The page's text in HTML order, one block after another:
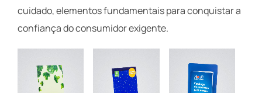
cuidado, elementos fundamentais para conquistar a
confiança do consumidor exigente.